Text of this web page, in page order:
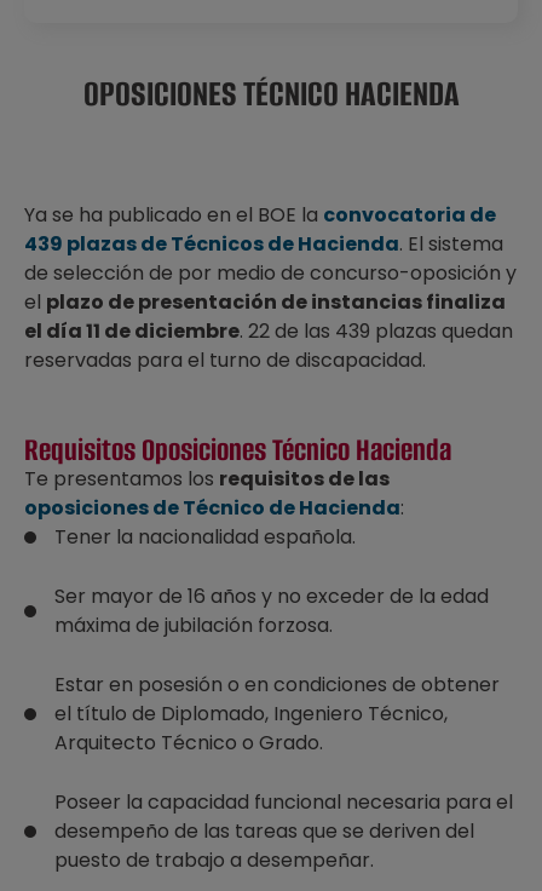
OPOSICIONES TÉCNICO HACIENDA
Ya se ha publicado en el BOE la convocatoria de
439 plazas de Técnicos de Hacienda. El sistema
de selección de por medio de concurso-oposición y
el plazo de presentación de instancias finaliza
el día 11 de diciembre. 22 de las 439 plazas quedan
reservadas para el turno de discapacidad.
Requisitos Oposiciones Técnico Hacienda
Te presentamos los requisitos de las
oposiciones de Técnico de Hacienda:
Tener la nacionalidad española.
Ser mayor de 16 años y no exceder de la edad
máxima de jubilación forzosa.
Estar en posesión o en condiciones de obtener
el título de Diplomado, Ingeniero Técnico,
Arquitecto Técnico o Grado.
Poseer la capacidad funcional necesaria para el
desempeño de las tareas que se deriven del
puesto de trabajo a desempeñar.